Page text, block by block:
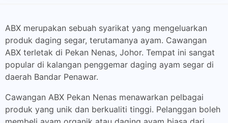
ABX merupakan sebuah syarikat yang mengeluarkan
produk daging segar, terutamanya ayam. Cawangan
ABX terletak di Pekan Nenas, Johor. Tempat ini sangat
popular di kalangan penggemar daging ayam segar di
daerah Bandar Penawar.
Cawangan ABX Pekan Nenas menawarkan pelbagai
produk yang unik dan berkualiti tinggi. Pelanggan boleh